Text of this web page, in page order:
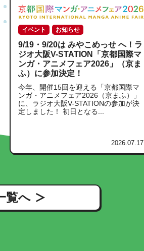
イベント お知らせ
9/19・9/20は みやこめっせ へ！ラ
ジオ大阪V-STATION「京都国際マ
ンガ・アニメフェア2026」（京ま
ふ）に参加決定！
今年、開催15回を迎える「京都国際マ
ンガ・アニメフェア2026（京まふ）」
に、ラジオ大阪V-STATIONの参加が決
定しました！ 初日となる...
2026.07.17
覧へ